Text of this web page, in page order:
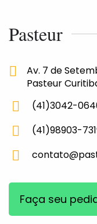
Pasteur
Av. 7 de
Pasteur
(41)3042-
(41)98903-
Faça seu